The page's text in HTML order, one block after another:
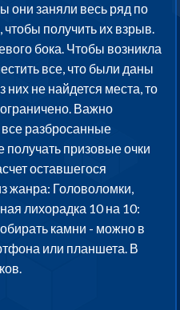
они заняли весь ряд по
чтобы получить их взрыв.
бока. Чтобы возникла
все, что были даны
них не найдется места, то
Важно
все разбросанные
призовые очки
оставшегося
жанра: Головоломки,
лихорадка 10 на 10:
камни - можно в
или планшета. В